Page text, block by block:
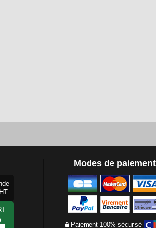
Modes de paiement
Paiement 100% sécurisé